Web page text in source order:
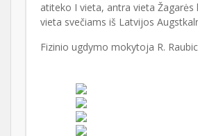
atiteko I vieta, antra vieta Žagarės
vieta svečiams iš Latvijos
Fizinio ugdymo mokytoja R.